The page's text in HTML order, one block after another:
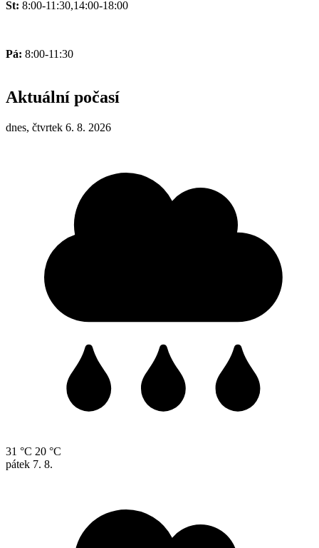
St: 8:00-11:30,14:00-18:00
Pá: 8:00-11:30
Aktuální počasí
dnes, čtvrtek 6. 8. 2026
31 °C 20 °C
pátek 7. 8.